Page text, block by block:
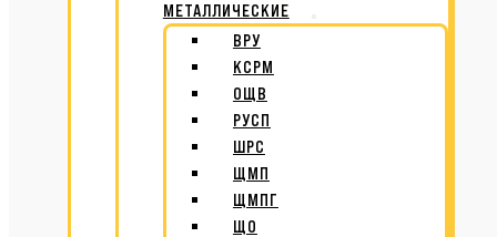
МЕТАЛЛИЧЕСКИЕ
ВРУ
КСРМ
ОЩВ
РУСП
ШРС
ЩМП
ЩМПГ
ЩО